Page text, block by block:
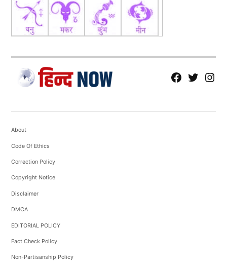
fb Tw tw
About
Code Of Ethics
Correction Policy
Copyright Notice
Disclaimer
DMCA
EDITORIAL POLICY
Fact Check Policy
Non-Partisanship Policy